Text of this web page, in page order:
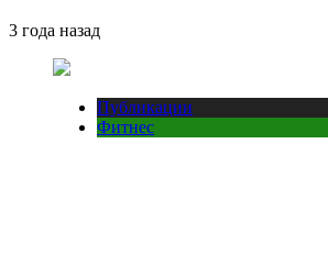
3 года назад
Публикации
Фитнес